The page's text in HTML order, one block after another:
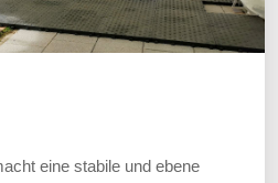
eine stabile und ebene